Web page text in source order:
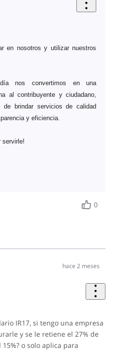
en nosotros y utilizar nuestros
nos convertimos en una
al contribuyente y ciudadano,
de brindar servicios de calidad
y eficiencia.
servirle!
0
hace 2 meses
IR17, si tengo una empresa
y se le retiene el 27% de
o solo aplica para